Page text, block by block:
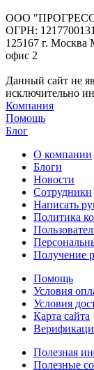
ООО
ОГРН:
125167 г. Москва
офис 2
Данный сайт не
исключительно
Компания
Помощь
Блог
О компании
Блоги
Новости
Сотрудники
Написать
Политика
Получение
Помощь
Условия
Условия
Карта сайта
Полезная
Полезные